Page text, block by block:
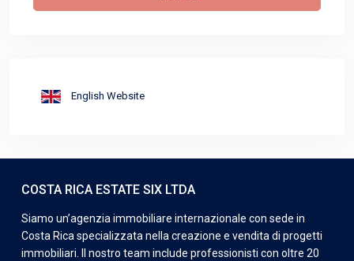
English Website
COSTA RICA ESTATE SIX LTDA
Siamo un’agenzia immobiliare internazionale con sede in
Costa Rica specializzata nella creazione e vendita di progetti
immobiliari. Il nostro team include professionisti con oltre 20